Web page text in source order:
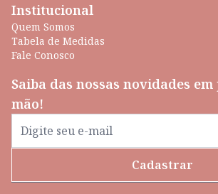
Institucional
Quem Somos
Tabela de Medidas
Fale Conosco
Saiba das nossas novidades
mão!
Cadastrar